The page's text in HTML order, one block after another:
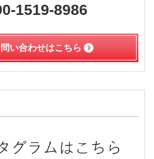
1519-8986
い合わせはこちら